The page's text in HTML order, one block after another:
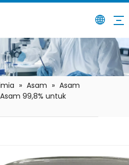
» Asam » Asam
99,8% untuk